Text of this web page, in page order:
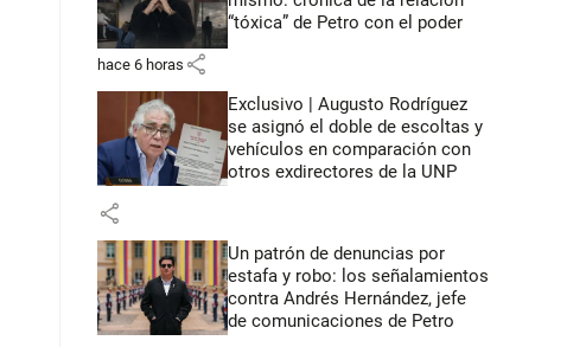
“tóxica” de Petro con el poder
hace 6 horas share
Exclusivo | Augusto Rodríguez
se asignó el doble de escoltas y
vehículos en comparación con
otros exdirectores de la UNP
share
Un patrón de denuncias por
estafa y robo: los señalamientos
contra Andrés Hernández, jefe
de comunicaciones de Petro